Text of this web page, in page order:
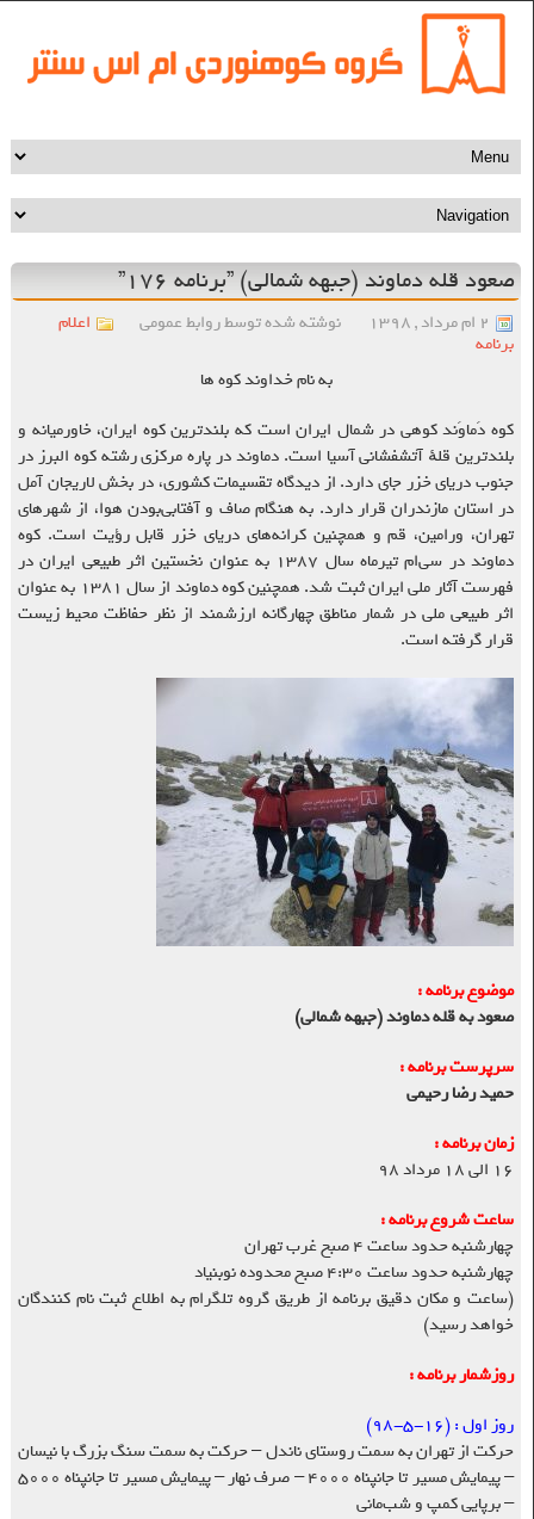
صعود قله دماوند (جبهه شمالی) ”برنامه ۱۷۶”
۲ ام مرداد , ۱۳۹۸ نوشته شده توسط روابط عمومی اعلام
برنامه
به نام خداوند کوه ها
کوه دَماوَند کوهی در شمال ایران است که بلندترین کوه ایران، خاورمیانه و
بلندترین قلهٔ آتشفشانی آسیا است. دماوند در پاره مرکزی رشته کوه البرز در
جنوب دریای خزر جای دارد. از دیدگاه تقسیمات کشوری، در بخش لاریجان آمل
در استان مازندران قرار دارد. به هنگام صاف و آفتابی‌بودن هوا، از شهرهای
تهران، ورامین، قم و همچنین کرانه‌های دریای خزر قابل رؤیت است. کوه
دماوند در سی‌ام تیرماه سال ۱۳۸۷ به عنوان نخستین اثر طبیعی ایران در
فهرست آثار ملی ایران ثبت شد. همچنین کوه دماوند از سال ۱۳۸۱ به عنوان
اثر طبیعی ملی در شمار مناطق چهارگانه ارزشمند از نظر حفاظت محیط زیست
قرار گرفته‌ است.
موضوع برنامه :
صعود به قله‌ دماوند (جبهه شمالی)
سرپرست برنامه :
حمید رضا رحیمی
زمان برنامه :
۱۶ الی ۱۸ مرداد ۹۸
ساعت شروع برنامه :
چهارشنبه حدود ساعت ۴ صبح غرب تهران
چهارشنبه حدود ساعت ۴:۳۰ صبح محدوده نوبنیاد
(ساعت و مکان دقیق برنامه از طریق گروه تلگرام به اطلاع ثبت نام کنندگان
خواهد رسید)
روزشمار برنامه :
روز اول : (۱۶-۵-۹۸)
حرکت از تهران به سمت روستای ناندل – حرکت به سمت سنگ بزرگ با نیسان
– پیمایش مسیر تا جانپناه ۴۰۰۰ – صرف نهار – پیمایش مسیر تا جانپناه ۵۰۰۰
– برپایی کمپ و شب‌مانی